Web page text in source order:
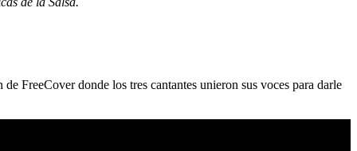
FreeCover donde los tres cantantes unieron sus voces para darle